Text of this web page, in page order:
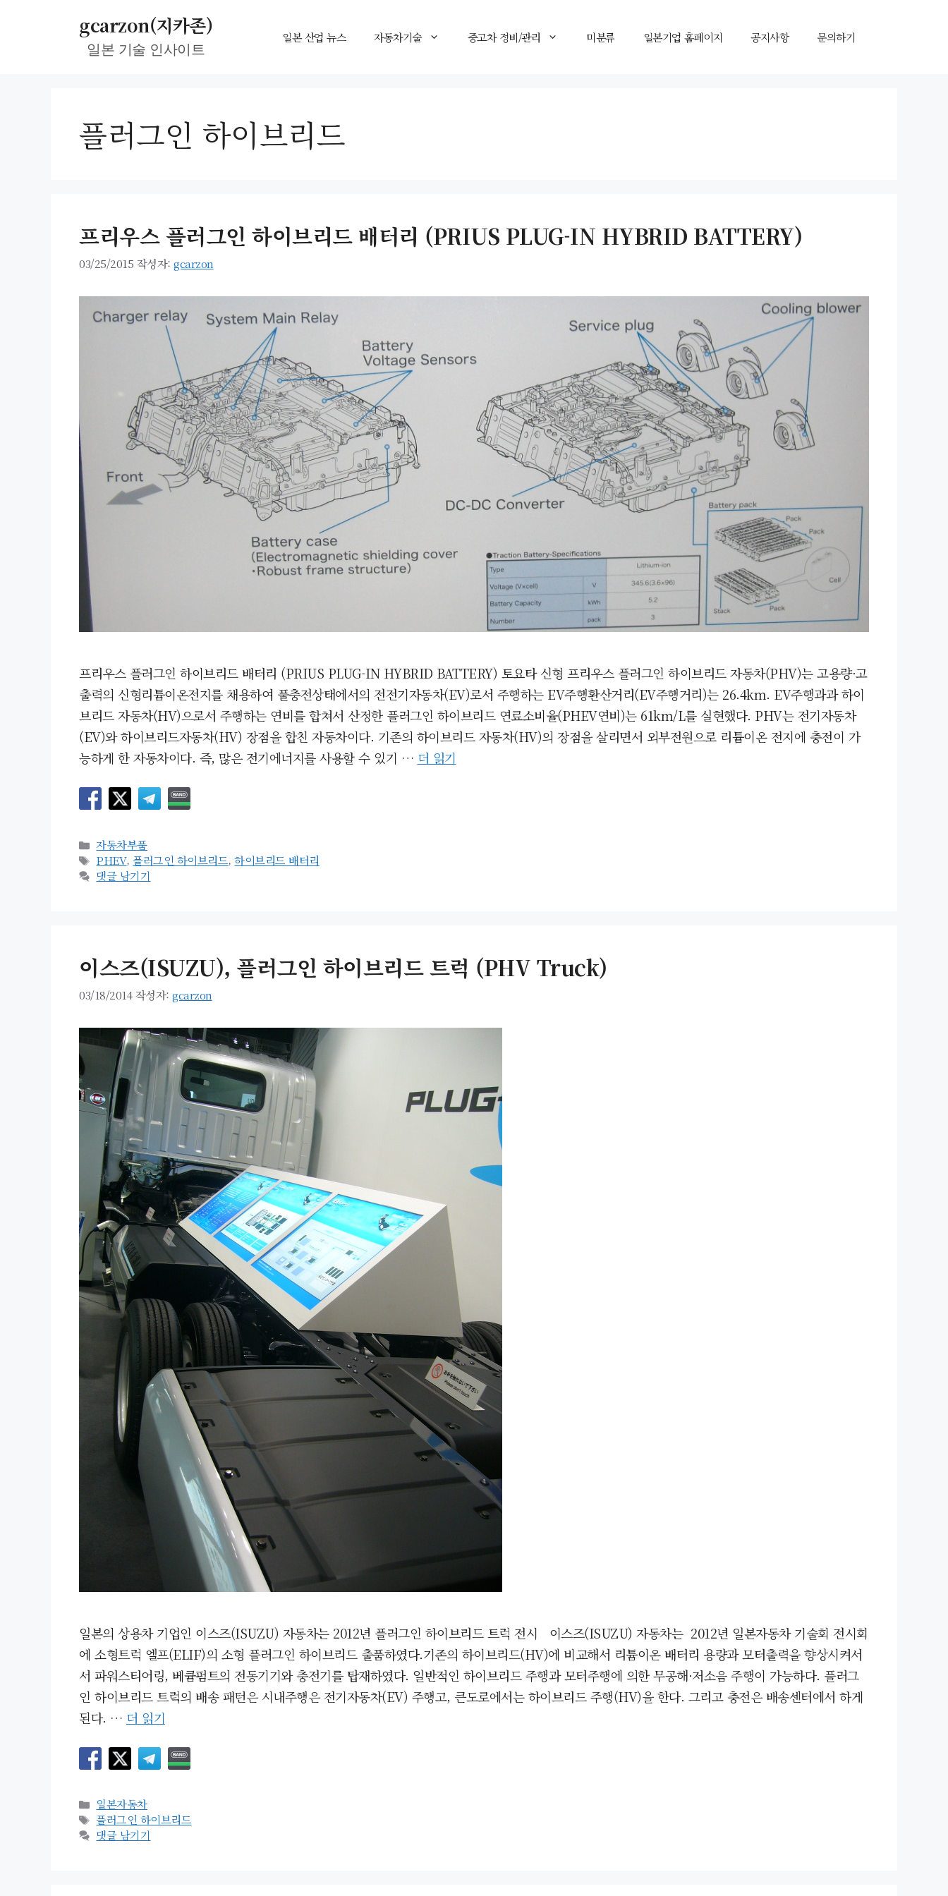
gcarzon(지카존)
일본 기술 인사이트
일본 산업 뉴스 자동차기술 중고차 정비/관리 미분류 일본기업 홈페이지 공지사항 문의하기
플러그인 하이브리드
프리우스 플러그인 하이브리드 배터리 (PRIUS PLUG-IN HYBRID BATTERY)
03/25/2015 작성자: gcarzon
프리우스 플러그인 하이브리드 배터리 (PRIUS PLUG-IN HYBRID BATTERY) 토요타 신형 프리우스 플러그인 하이브리드 자동차(PHV)는 고용량·고
출력의 신형리튬이온전지를 채용하여 풀충전상태에서의 전전기자동차(EV)로서 주행하는 EV주행환산거리(EV주행거리)는 26.4km. EV주행과과 하이
브리드 자동차(HV)으로서 주행하는 연비를 합쳐서 산정한 플러그인 하이브리드 연료소비율(PHEV연비)는 61km/L를 실현했다. PHV는 전기자동차
(EV)와 하이브리드자동차(HV) 장점을 합친 자동차이다. 기존의 하이브리드 자동차(HV)의 장점을 살리면서 외부전원으로 리튬이온 전지에 충전이 가
능하게 한 자동차이다. 즉, 많은 전기에너지를 사용할 수 있기 … 더 읽기
카
테
고
자동차부품
태
그
PHEV,플러그인 하이브리드,하이브리드 배터리
댓글 남기기
이스즈(ISUZU), 플러그인 하이브리드 트럭 (PHV Truck)
03/18/2014 작성자: gcarzon
일본의 상용차 기업인 이스즈(ISUZU) 자동차는 2012년 플러그인 하이브리드 트럭 전시 이스즈(ISUZU) 자동차는 2012년 일본자동차 기술회 전시회
에 소형트럭 엘프(ELIF)의 소형 플러그인 하이브리드 출품하였다.기존의 하이브리드(HV)에 비교해서 리튬이온 배터리 용량과 모터출력을 향상시켜서
서 파워스티어링, 베큠펌트의 전동기기와 충전기를 탑재하였다. 일반적인 하이브리드 주행과 모터주행에 의한 무공해·저소음 주행이 가능하다. 플러그
인 하이브리드 트럭의 배송 패턴은 시내주행은 전기자동차(EV) 주행고, 큰도로에서는 하이브리드 주행(HV)을 한다. 그리고 충전은 배송센터에서 하게
된다. … 더 읽기
카
테
고
일본자동차
태
그
플러그인 하이브리드
댓글 남기기